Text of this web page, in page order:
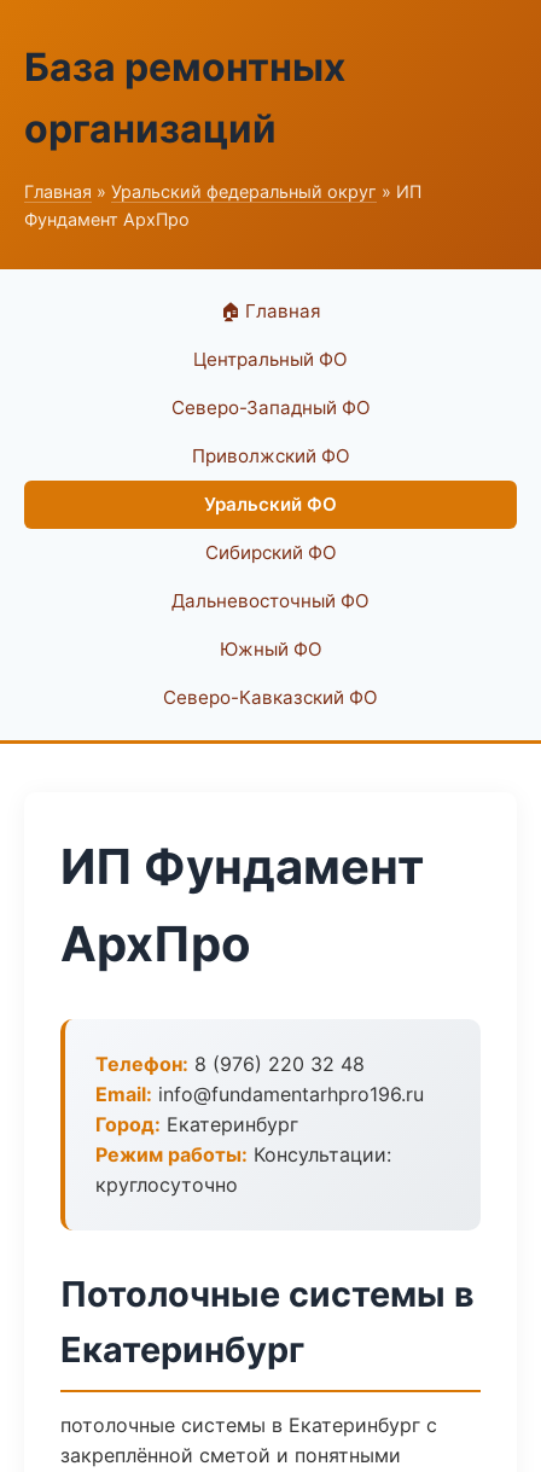
База ремонтных
организаций
Главная » Уральский федеральный округ » ИП
Фундамент АрхПро
🏠 Главная
Центральный ФО
Северо-Западный ФО
Приволжский ФО
Уральский ФО
Сибирский ФО
Дальневосточный ФО
Южный ФО
Северо-Кавказский ФО
ИП Фундамент
АрхПро
Телефон: 8 (976) 220 32 48
Email: info@fundamentarhpro196.ru
Город: Екатеринбург
Режим работы: Консультации:
круглосуточно
Потолочные системы в
Екатеринбург
потолочные системы в Екатеринбург с
закреплённой сметой и понятными